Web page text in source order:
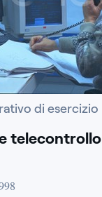
di esercizio
telecontrollo